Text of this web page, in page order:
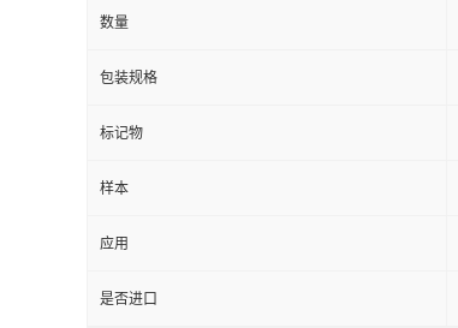
数量
包装规格
标记物
样本
应用
是否进口